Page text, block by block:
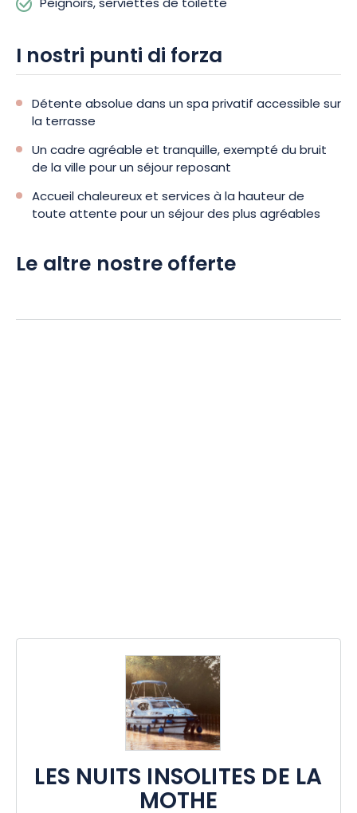
Peignoirs, serviettes de toilette
I nostri punti di forza
Détente absolue dans un spa privatif accessible sur
la terrasse
Un cadre agréable et tranquille, exempté du bruit
de la ville pour un séjour reposant
Accueil chaleureux et services à la hauteur de
toute attente pour un séjour des plus agréables
Le altre nostre offerte
LES NUITS INSOLITES DE LA
MOTHE